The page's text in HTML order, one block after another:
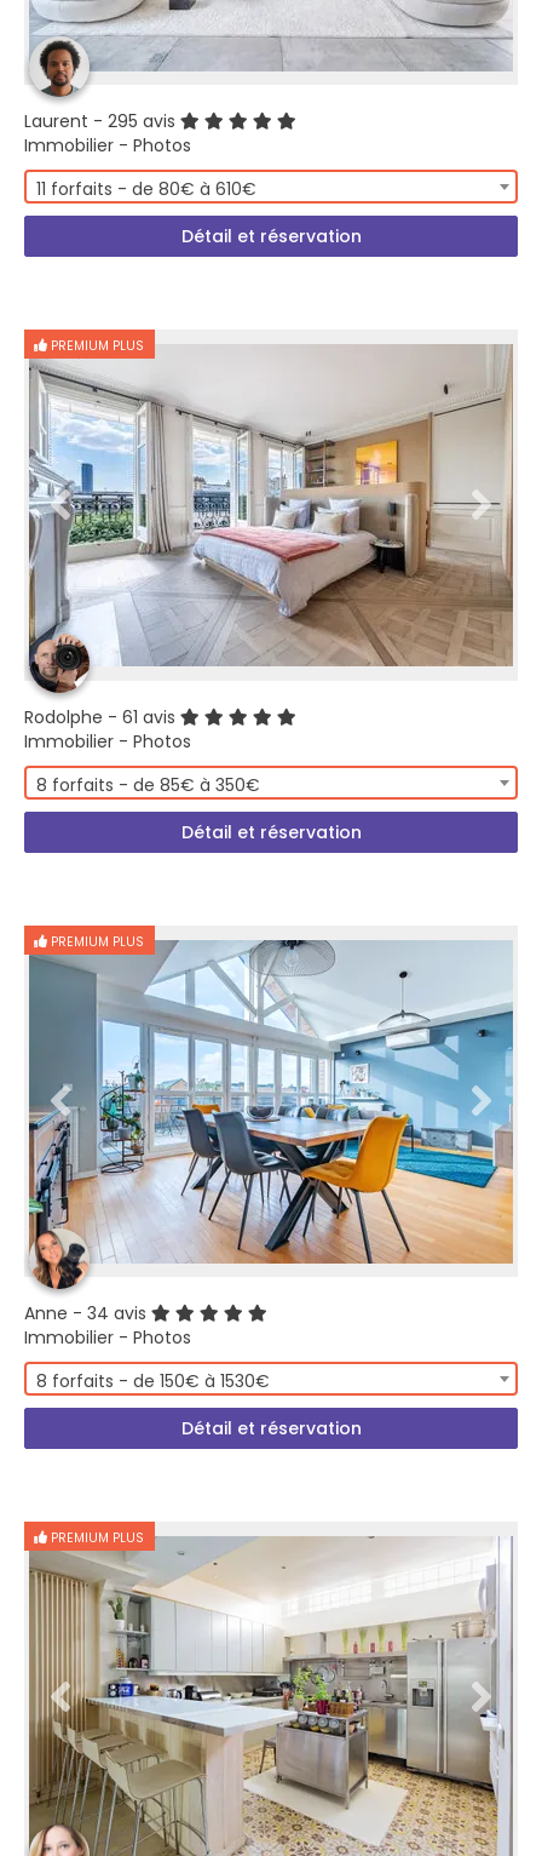
Laurent - 295 avis
Immobilier - Photos
11 forfaits - de 80€ à 610€
Détail et réservation
PREMIUM PLUS
Rodolphe - 61 avis
Immobilier - Photos
8 forfaits - de 85€ à 350€
Détail et réservation
PREMIUM PLUS
Anne - 34 avis
Immobilier - Photos
8 forfaits - de 150€ à 1530€
Détail et réservation
PREMIUM PLUS